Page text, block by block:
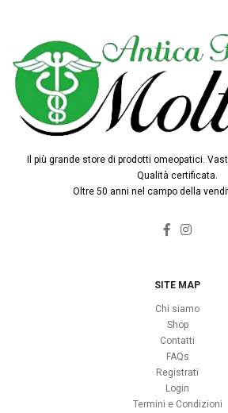
Il più grande store di prodotti omeopatici.
Qualità certificata.
Oltre 50 anni nel campo della
SITE MAP
Chi siamo
Shop
Contatti
FAQs
Registrati
Login
Termini e Condizioni